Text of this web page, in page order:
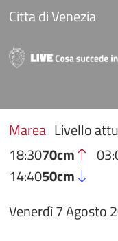
Salta al contenuto
Citta di Venezia
Marea Livello
18:3070cm
14:4050cm
Venerdì 7 Agosto